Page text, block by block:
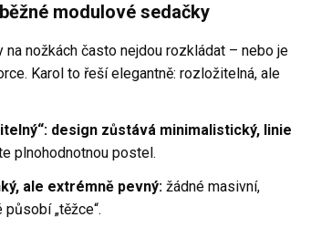
modulové sedačky
na nožkách často nejdou rozkládat – nebo je
Karol to řeší elegantně: rozložitelná, ale
design zůstává minimalistický, linie
plnohodnotnou postel.
ale extrémně pevný: žádné masivní,
„těžce“.